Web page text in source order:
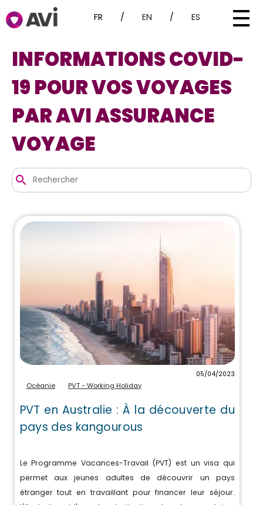
FR / EN / ES
INFORMATIONS COVID-
19 POUR VOS VOYAGES
PAR AVI ASSURANCE
VOYAGE
05/04/2023
Océanie PVT - Working Holiday
PVT en Australie : À la découverte du
pays des kangourous
Le Programme Vacances-Travail (PVT) est un visa qui
permet aux jeunes adultes de découvrir un pays
étranger tout en travaillant pour financer leur séjour.